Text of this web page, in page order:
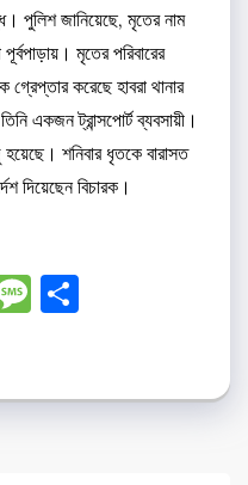
পুলিশ জানিয়েছে, মৃতের নাম
মৃতের পরিবারের
করেছে হাবরা থানার
একজন ট্রান্সপোর্ট ব্যবসায়ী।
শনিবার ধৃতকে বারাসত
দিয়েছেন বিচারক।
Message